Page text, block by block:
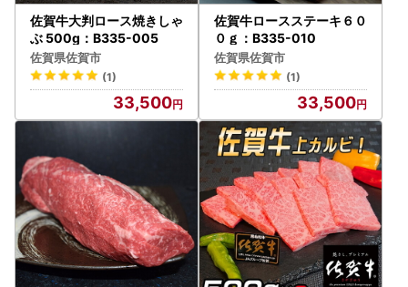
佐賀牛大判ロース焼きしゃ
ぶ 500g：B335-005
佐賀県佐賀市
(1)
33,500
佐賀牛ロースステーキ６０
０ｇ：B335-010
佐賀県佐賀市
(1)
33,500